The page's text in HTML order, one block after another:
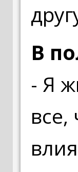
В
- Я
все,